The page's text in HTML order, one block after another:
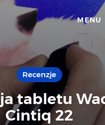
MENU
Recenzje
tabletu
Cintiq 22